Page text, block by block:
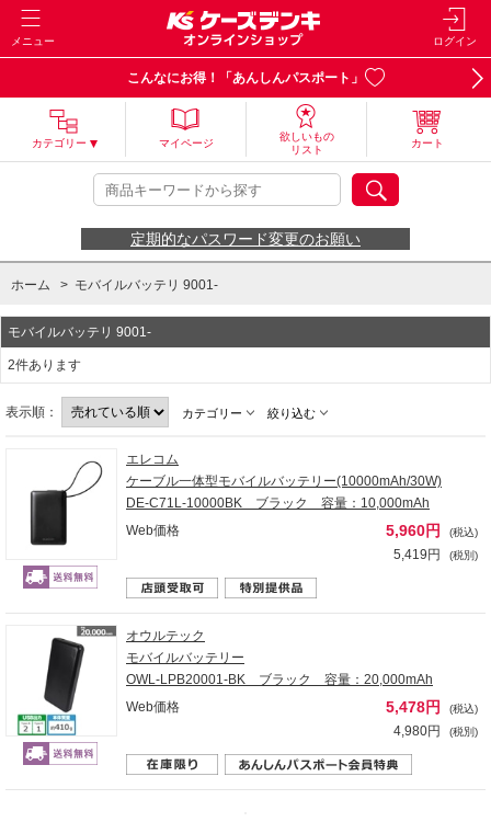
メニュー ログイン
こんなにお得！「あんしんパスポート」
カテゴリー マイページ
欲しいもの
リスト
カート
定期的なパスワード変更のお願い
ホーム > モバイルバッテリ 9001-
モバイルバッテリ 9001-
2件あります
表示順： カテゴリー 絞り込む
エレコム
ケーブル一体型モバイルバッテリー(10000mAh/30W)
DE-C71L-10000BK ブラック 容量：10,000mAh
Web価格
5,960円 (税込)
5,419円 (税別)
オウルテック
モバイルバッテリー
OWL-LPB20001-BK ブラック 容量：20,000mAh
Web価格
5,478円 (税込)
4,980円 (税別)